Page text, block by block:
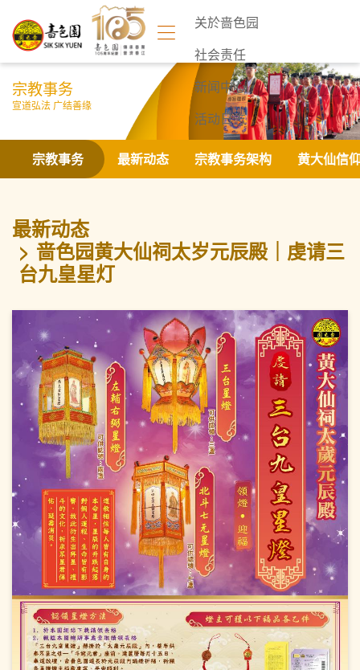
关於啬色园
社会责任
新闻中心
活动日志
联络我们
宗教事务
宣道弘法 广结善缘
宗教事务 最新动态 宗教事务架构 黄大仙信
最新动态
啬色园黄大仙祠太岁元辰殿｜虔请三
台九皇星灯